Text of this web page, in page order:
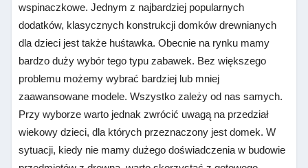
wspinaczkowe. Jednym z najbardziej popularnych
dodatków, klasycznych konstrukcji domków drewnianych
dla dzieci jest także huśtawka. Obecnie na rynku mamy
bardzo duży wybór tego typu zabawek. Bez większego
problemu możemy wybrać bardziej lub mniej
zaawansowane modele. Wszystko zależy od nas samych.
Przy wyborze warto jednak zwrócić uwagą na przedział
wiekowy dzieci, dla których przeznaczony jest domek. W
sytuacji, kiedy nie mamy dużego doświadczenia w budowie